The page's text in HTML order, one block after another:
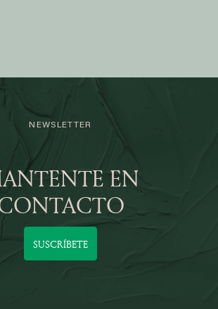
NEWSLETTER
EN
SUSCRÍBETE